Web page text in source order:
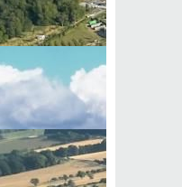
› Rathaus›